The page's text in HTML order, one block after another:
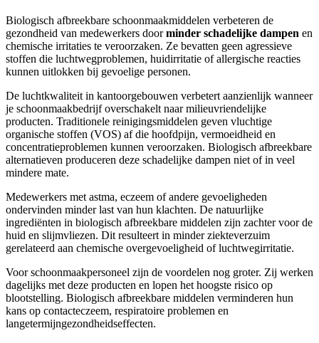
Biologisch afbreekbare schoonmaakmiddelen verbeteren de
gezondheid van medewerkers doorminder schadelijke dampen en
chemische irritaties te veroorzaken. Ze bevatten geen agressieve
stoffen die luchtwegproblemen, huidirritatie of allergische reacties
kunnen uitlokken bij gevoelige personen.
De luchtkwaliteit in kantoorgebouwen verbetert aanzienlijk wanneer
je schoonmaakbedrijf overschakelt naar milieuvriendelijke
producten. Traditionele reinigingsmiddelen geven vluchtige
organische stoffen (VOS) af die hoofdpijn, vermoeidheid en
concentratieproblemen kunnen veroorzaken. Biologisch afbreekbare
alternatieven produceren deze schadelijke dampen niet of in veel
mindere mate.
Medewerkers met astma, eczeem of andere gevoeligheden
ondervinden minder last van hun klachten. De natuurlijke
ingrediënten in biologisch afbreekbare middelen zijn zachter voor de
huid en slijmvliezen. Dit resulteert in minder ziekteverzuim
gerelateerd aan chemische overgevoeligheid of luchtwegirritatie.
Voor schoonmaakpersoneel zijn de voordelen nog groter. Zij werken
dagelijks met deze producten en lopen het hoogste risico op
blootstelling. Biologisch afbreekbare middelen verminderen hun
kans op contacteczeem, respiratoire problemen en
langetermijngezondheidseffecten.